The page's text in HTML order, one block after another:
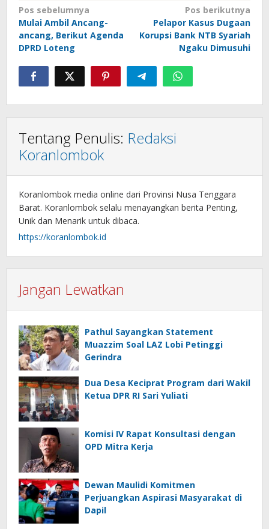
Navigasi
pos
Pos sebelumnya
Mulai Ambil Ancang-
ancang, Berikut Agenda
DPRD Loteng
Pos berikutnya
Pelapor Kasus Dugaan
Korupsi Bank NTB Syariah
Ngaku Dimusuhi
Tentang Penulis: Redaksi
Koranlombok
Koranlombok media online dari Provinsi Nusa Tenggara
Barat. Koranlombok selalu menayangkan berita Penting,
Unik dan Menarik untuk dibaca.
https://koranlombok.id
Jangan Lewatkan
Pathul Sayangkan Statement
Muazzim Soal LAZ Lobi Petinggi
Gerindra
Dua Desa Keciprat Program dari Wakil
Ketua DPR RI Sari Yuliati
Komisi IV Rapat Konsultasi dengan
OPD Mitra Kerja
Dewan Maulidi Komitmen
Perjuangkan Aspirasi Masyarakat di
Dapil